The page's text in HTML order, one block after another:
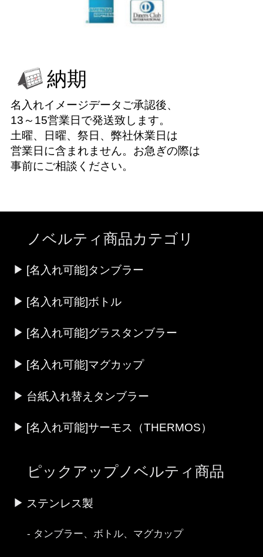
納期
名入れイメージデータご承認後、
13～15営業日で発送致します。
土曜、日曜、祭日、弊社休業日は
営業日に含まれません。お急ぎの際は
事前にご相談ください。
ノベルティ商品カテゴリ
[名入れ可能]タンブラー
[名入れ可能]ボトル
[名入れ可能]グラスタンブラー
[名入れ可能]マグカップ
台紙入れ替えタンブラー
[名入れ可能]サーモス（THERMOS）
ピックアップノベルティ商品
ステンレス製
タンブラー、ボトル、マグカップ